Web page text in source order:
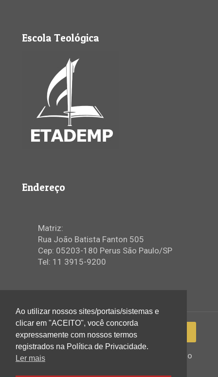
Escola Teológica
Endereço
Matriz:
Rua João Batista Fanton 505
Cep: 05203-180 Perus São Paulo/SP
Tel: 11 3915-9200
2022 © Igreja Assembleia de Deus Ministério
Ao utilizar nossos sites/portais/sistemas e
clicar em "ACEITO", você concorda
expressamente com nossos termos
registrados na Política de Privacidade.
Ler mais